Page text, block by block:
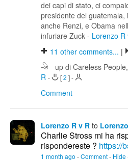
dei capi di stato, ci
presidente del
anche Renzi, e Obama
infuriare Zuck - Lorenzo R
11 other comments... |
up di Careless
R - [2 ]-
Comment
Lorenzo R v R to
Charlie Stross mi ha
rispondereste ? https://
1 month ago -Comment- Hide